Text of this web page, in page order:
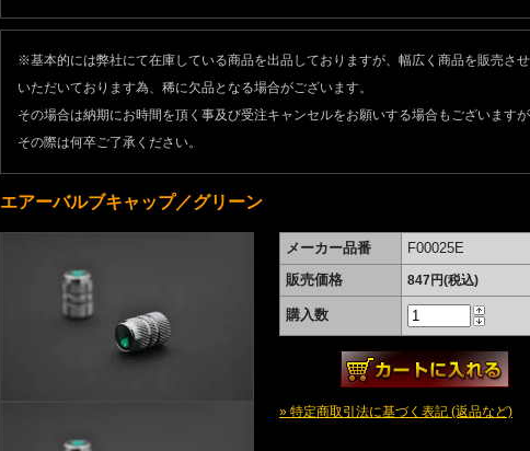
※基本的には弊社にて在庫している商品を出品しておりますが、幅広く商品を販売さ
いただいております為、稀に欠品となる場合がございます。
その場合は納期にお時間を頂く事及び受注キャンセルをお願いする場合もございます
その際は何卒ご了承ください。
エアーバルブキャップ／グリーン
メーカー品番
F00025E
販売価格
847円(税込)
購入数
» 特定商取引法に基づく表記 (返品など)